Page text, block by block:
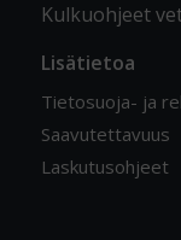
Kulkuohjeet
Lisätietoa
Tietosuoja- ja
Saavutettavuus
Laskutusohjeet